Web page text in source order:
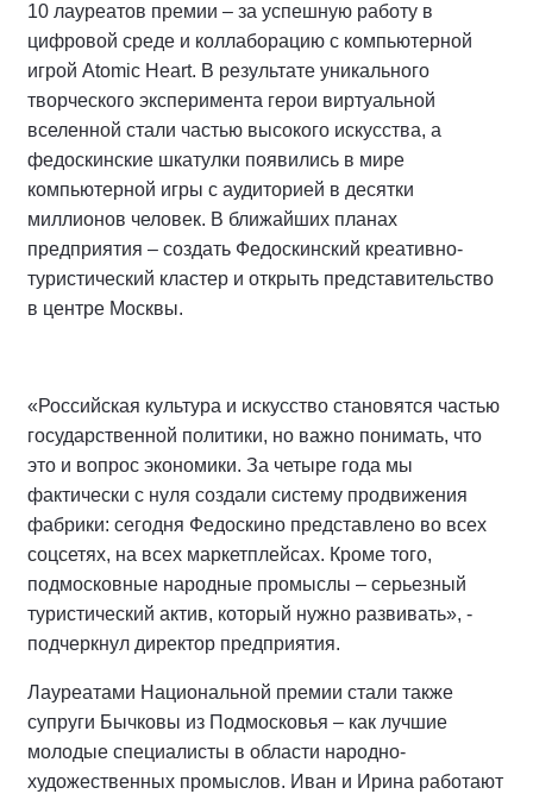
10 лауреатов премии – за успешную работу в
цифровой среде и коллаборацию с компьютерной
игрой Atomic Heart. В результате уникального
творческого эксперимента герои виртуальной
вселенной стали частью высокого искусства, а
федоскинские шкатулки появились в мире
компьютерной игры с аудиторией в десятки
миллионов человек. В ближайших планах
предприятия – создать Федоскинский креативно-
туристический кластер и открыть представительство
в центре Москвы.
«Российская культура и искусство становятся частью
государственной политики, но важно понимать, что
это и вопрос экономики. За четыре года мы
фактически с нуля создали систему продвижения
фабрики: сегодня Федоскино представлено во всех
соцсетях, на всех маркетплейсах. Кроме того,
подмосковные народные промыслы – серьезный
туристический актив, который нужно развивать», -
подчеркнул директор предприятия.
Лауреатами Национальной премии стали также
супруги Бычковы из Подмосковья – как лучшие
молодые специалисты в области народно-
художественных промыслов. Иван и Ирина работают